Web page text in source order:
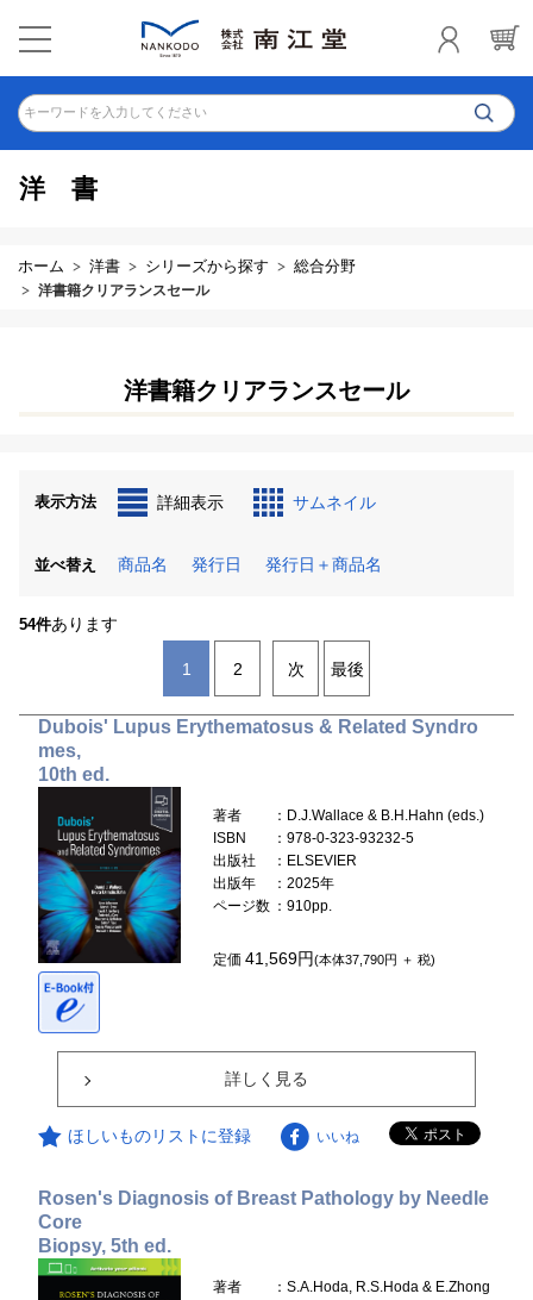
キーワードを入力してください
洋書
ホーム 洋書 シリーズから探す 総合分野
洋書籍クリアランスセール
洋書籍クリアランスセール
表示方法 詳細表示 サムネイル
並べ替え 商品名 発行日 発行日＋商品名
54件あります
1 2 次 最後
Dubois' Lupus Erythematosus & Related Syndro
mes,
10th ed.
著者
：D.J.Wallace & B.H.Hahn (eds.)
ISBN
：978-0-323-93232-5
出版社
：ELSEVIER
出版年
：2025年
ページ数 ：910pp.
定価41,569円(本体37,790円 ＋ 税)
詳しく見る
ほしいものリストに登録 いいね
Rosen's Diagnosis of Breast Pathology by Needle
Core
Biopsy, 5th ed.
著者
：S.A.Hoda, R.S.Hoda & E.Zhong